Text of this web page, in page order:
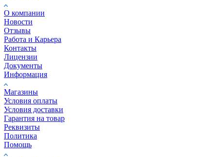
О компании
Новости
Отзывы
Работа и Карьера
Контакты
Лицензии
Документы
Информация
Магазины
Условия оплаты
Условия доставки
Гарантия на товар
Реквизиты
Политика
Помощь